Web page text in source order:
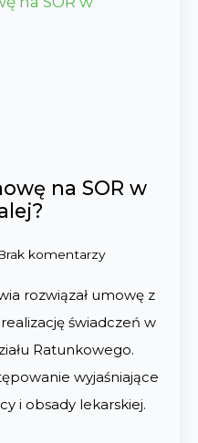
na SOR w
komentarzy
rozwiązał umowę z
świadczeń w
Ratunkowego.
wyjaśniające
i obsady lekarskiej.